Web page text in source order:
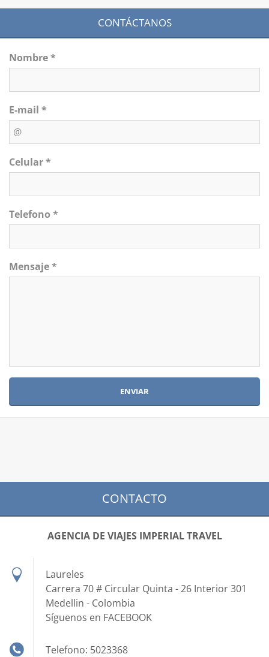
CONTÁCTANOS
Nombre *
E-mail *
Celular *
Telefono *
Mensaje *
CONTACTO
AGENCIA DE VIAJES IMPERIAL TRAVEL
Laureles
Carrera 70 # Circular Quinta - 26 Interior 301
Medellin - Colombia
Síguenos en FACEBOOK
Telefono: 5023368